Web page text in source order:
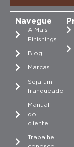
Navegue
A Mais
Finishings
Blog
Marcas
Seja um
franqueado
Manual
do
cliente
Trabalhe